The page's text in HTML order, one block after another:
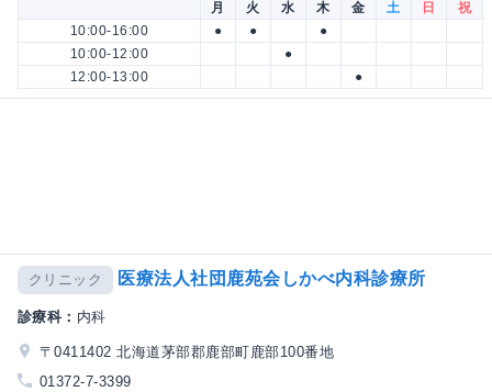
月 火 水 木 金 土 日
祝
10:00-16:00
● ●
●
10:00-12:00
●
12:00-13:00
●
クリニック 医療法人社団鹿苑会しかべ内科診療所
診療科： 内科
〒0411402 北海道茅部郡鹿部町鹿部100番地
01372-7-3399